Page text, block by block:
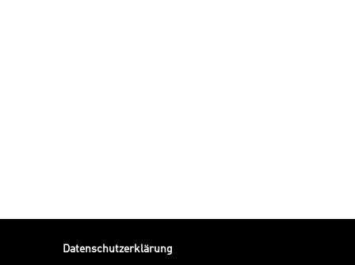
Datenschutzerklärung